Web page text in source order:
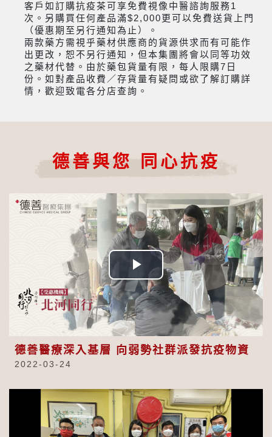
客戶如訂購抗疫茶可享免費視像中醫諮詢服務1
次。另購買任何產品滿$2,000更可以免費送貨上門
（優惠期至另行通知為止）。
兩款藥方需視乎藥材供應商的貨源供求而有可能作
出更改，恕不另行通知，但本集團將會以同等功效
之藥材代替。由於藥包貨量有限，每人限購7日
份。如對產品收費／存貨量有疑問或欲了解訂購詳
情，歡迎致電各分店查詢。
德善與您 同心抗疫
Play
Video
德善醫療深入基層 向弱勢社群派發抗疫物資
2022-03-24